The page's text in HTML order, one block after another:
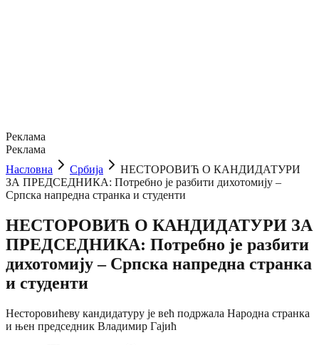
Реклама
Реклама
Насловна
Србија
НЕСТОРОВИЋ О КАНДИДАТУРИ
ЗА ПРЕДСЕДНИКА: Потребно је разбити дихотомију –
Српска напредна странка и студенти
НЕСТОРОВИЋ О КАНДИДАТУРИ ЗА
ПРЕДСЕДНИКА: Потребно је разбити
дихотомију – Српска напредна странка
и студенти
Несторовићеву кандидатуру је већ подржала Народна странка
и њен председник Владимир Гајић